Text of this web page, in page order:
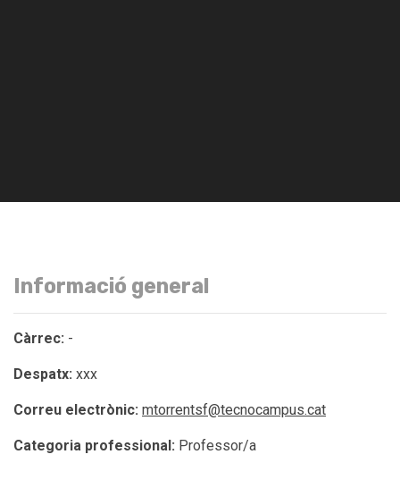
Informació general
Càrrec: -
Despatx: xxx
Correu electrònic: mtorrentsf@tecnocampus.cat
Categoria professional: Professor/a